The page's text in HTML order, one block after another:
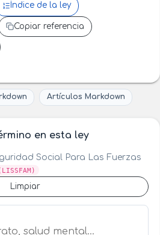
Índice de la ley
Copiar referencia
Artículos Markdown
en esta ley
Social Para Las Fuerzas
Limpiar
en esta ley